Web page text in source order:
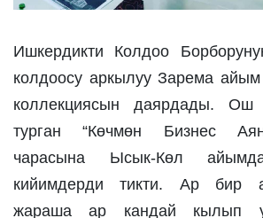
Ишкердикти Колдоо
колдоосу аркылуу Зарема айым
коллекциясын даярдады. Ош
турган “Көчмөн Бизнес
чарасына Ысык-Көл
кийимдерди тикти. Ар бир
жараша ар кандай кылып